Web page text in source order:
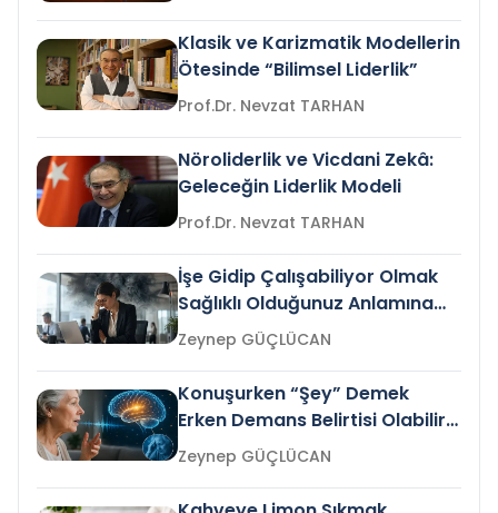
Klasik ve Karizmatik Modellerin
Ötesinde “Bilimsel Liderlik”
Prof.Dr. Nevzat TARHAN
Nöroliderlik ve Vicdani Zekâ:
Geleceğin Liderlik Modeli
Prof.Dr. Nevzat TARHAN
İşe Gidip Çalışabiliyor Olmak
Sağlıklı Olduğunuz Anlamına
Gelir mi?Zeynep GÜÇLÜCAN
Konuşurken “Şey” Demek
Erken Demans Belirtisi Olabilir
mi?
Zeynep GÜÇLÜCAN